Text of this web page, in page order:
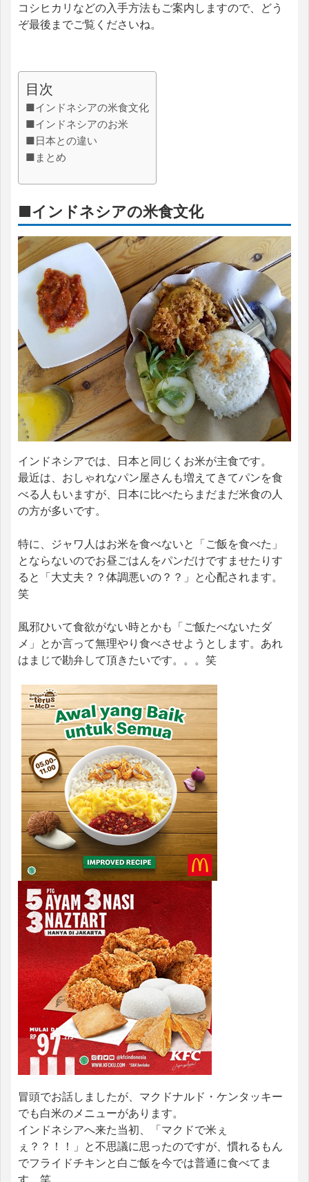
コシヒカリなどの入手方法もご案内しますので、どう
ぞ最後までご覧くださいね。
目次
■インドネシアの米食文化
■インドネシアのお米
■日本との違い
■まとめ
■インドネシアの米食文化
インドネシアでは、日本と同じくお米が主食です。
最近は、おしゃれなパン屋さんも増えてきてパンを食
べる人もいますが、日本に比べたらまだまだ米食の人
の方が多いです。
特に、ジャワ人はお米を食べないと「ご飯を食べた」
とならないのでお昼ごはんをパンだけですませたりす
ると「大丈夫？？体調悪いの？？」と心配されます。
笑
風邪ひいて食欲がない時とかも「ご飯たべないたダ
メ」とか言って無理やり食べさせようとします。あれ
はまじで勘弁して頂きたいです。。。笑
冒頭でお話しましたが、マクドナルド・ケンタッキー
でも白米のメニューがあります。
インドネシアへ来た当初、「マクドで米ぇ
ぇ？？！！」と不思議に思ったのですが、慣れるもん
でフライドチキンと白ご飯を今では普通に食べてま